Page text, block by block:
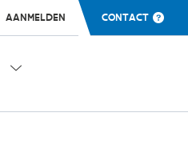
AANMELDEN CONTACT